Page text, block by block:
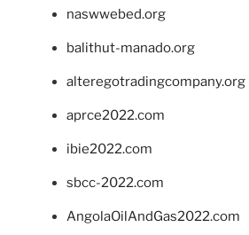
naswwebed.org
balithut-manado.org
alteregotradingcompany.org
aprce2022.com
ibie2022.com
sbcc-2022.com
AngolaOilAndGas2022.com